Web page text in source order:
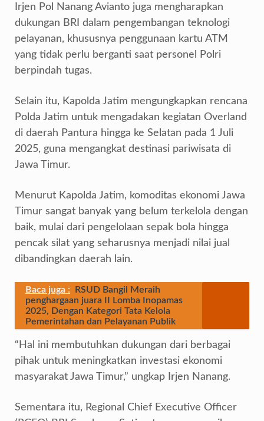
Irjen Pol Nanang Avianto juga mengharapkan
dukungan BRI dalam pengembangan teknologi
pelayanan, khususnya penggunaan kartu ATM
yang tidak perlu berganti saat personel Polri
berpindah tugas.
Selain itu, Kapolda Jatim mengungkapkan rencana
Polda Jatim untuk mengadakan kegiatan Overland
di daerah Pantura hingga ke Selatan pada 1 Juli
2025, guna mengangkat destinasi pariwisata di
Jawa Timur.
Menurut Kapolda Jatim, komoditas ekonomi Jawa
Timur sangat banyak yang belum terkelola dengan
baik, mulai dari pengelolaan sepak bola hingga
pencak silat yang seharusnya menjadi nilai jual
dibandingkan daerah lain.
Baca juga :
RSUD Bangil Meraih
penghargaan juara II Lomba Inopamas
2025, Dengan Kategori Tata Kelola
Pemerintahan dan Pelayanan Publik
“Hal ini membutuhkan dukungan dari berbagai
pihak untuk meningkatkan investasi ekonomi
masyarakat Jawa Timur,” ungkap Irjen Nanang.
Sementara itu, Regional Chief Executive Officer